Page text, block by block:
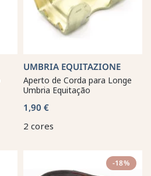
UMBRIA EQUITAZIONE
Aperto de Corda para Longe
Umbria Equitação
1,90 €
2 cores
-18%